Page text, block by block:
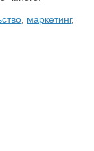
маркетинг,